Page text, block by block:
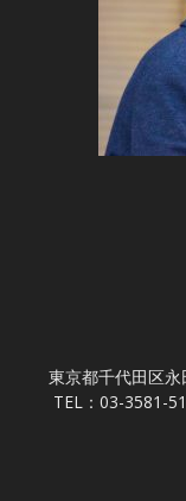
東京都千代田区
TEL：03-3581-